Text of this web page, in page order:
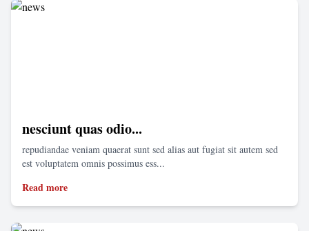
nesciunt quas odio...
repudiandae veniam quaerat sunt sed alias aut fugiat sit autem sed
est voluptatem omnis possimus ess...
Read more